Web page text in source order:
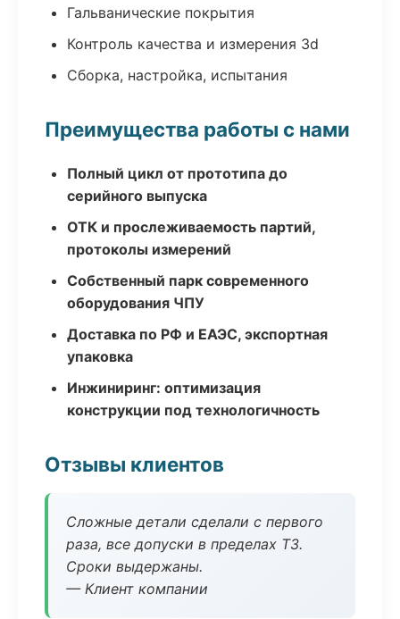
Гальванические покрытия
Контроль качества и измерения 3d
Сборка, настройка, испытания
Преимущества работы с нами
Полный цикл от прототипа до
серийного выпуска
ОТК и прослеживаемость партий,
протоколы измерений
Собственный парк современного
оборудования ЧПУ
Доставка по РФ и ЕАЭС, экспортная
упаковка
Инжиниринг: оптимизация
конструкции под технологичность
Отзывы клиентов
Сложные детали сделали с первого
раза, все допуски в пределах ТЗ.
Сроки выдержаны.
— Клиент компании